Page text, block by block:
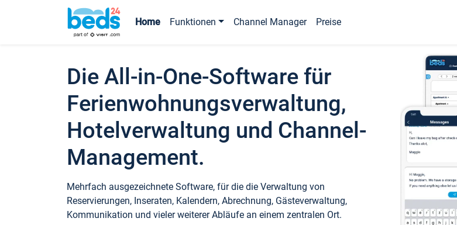
Home Funktionen Channel Manager Preise
Die All-in-One-Software für
Ferienwohnungsverwaltung,
Hotelverwaltung und Channel-
Management.
Mehrfach ausgezeichnete Software, für die die Verwaltung von
Reservierungen, Inseraten, Kalendern, Abrechnung, Gästeverwaltung,
Kommunikation und vieler weiterer Abläufe an einem zentralen Ort.